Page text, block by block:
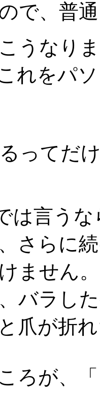
で、普
うなり
れをパ
ってだ
は言う
さらに
ません。
バラし
爪が折
ろが、